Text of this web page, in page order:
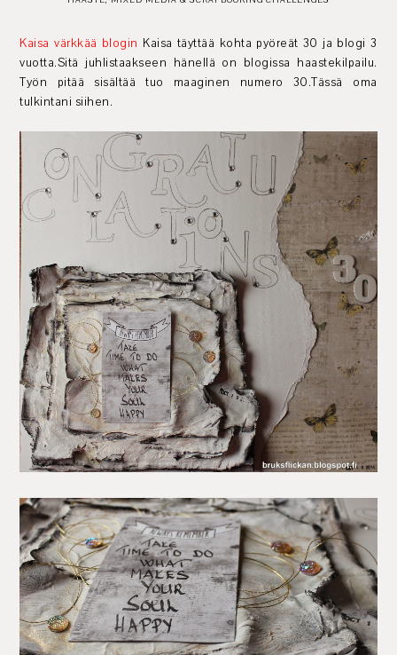
Kaisa värkkää blogin Kaisa täyttää kohta pyöreät 30 ja blogi 3
vuotta.Sitä juhlistaakseen hänellä on blogissa haastekilpailu.
Työn pitää sisältää tuo maaginen numero 30.Tässä oma
tulkintani siihen.